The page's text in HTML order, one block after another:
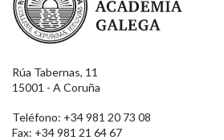
Rúa Tabernas, 11
15001 - A Coruña
Teléfono: +34 981 20 73 08
Fax: +34 981 21 64 67